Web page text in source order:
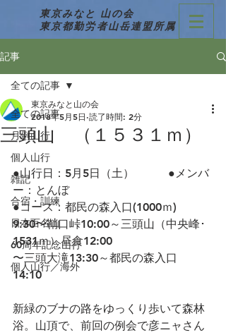
東京みなと 山の会
東京都勤労者山岳連盟所属
記事
全ての記事
月例山行
個人山行
雑記
合宿・訓練
日本百名山
60周年記念山行
個人山行／海外
全ての記事
三頭山 （１５３１ｍ）
東京みなと山の会
2018年5月5日 読了時間: 2分
●山行日：5月5日（土）　　　●メンバ
ー：とんぼ
●コース：都民の森入口(1000ｍ)
9:30〜鞘口峠10:00～三頭山（中央峰･
1531ｍ）昼食12:00
〜三頭大滝13:30～都民の森入口
14:10
新緑のブナの路をゆっくり歩いて森林
浴。山頂で、前回の例会で彦ニャさん